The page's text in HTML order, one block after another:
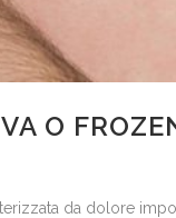
O
da dolore